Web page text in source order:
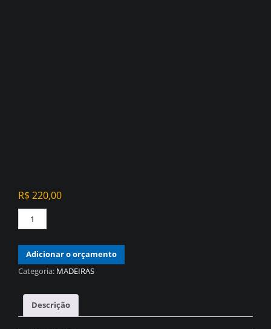
R$ 220,00
PAPEL
DE
PAREDE
VINÍLICO
MADEIRA
PDT2292
quantidade
Adicionar o orçamento
Categoria: MADEIRAS
Descrição